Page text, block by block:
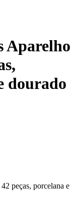
Aparelho
dourado
peças, porcelana e